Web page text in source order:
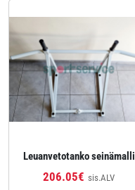
Leuanvetotanko seinämalli
206.05€ sis.ALV